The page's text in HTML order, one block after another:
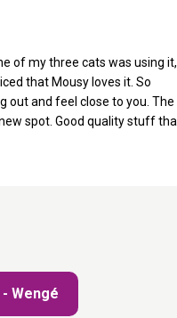
of my three cats was using it,
that Mousy loves it. So
out and feel close to you. The
spot. Good quality stuff
Wengé